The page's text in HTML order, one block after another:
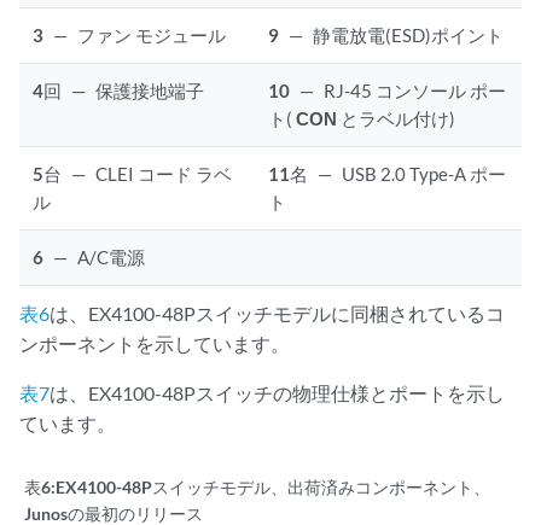
3 — ファン モジュール 9 — 静電放電(ESD)ポイント
4回 — 保護接地端子 10 — RJ-45 コンソール ポー
ト(CON とラベル付け)
5台 — CLEI コード ラベ
ル
11名 — USB 2.0 Type-A ポー
ト
6 — A/C電源
表6は、EX4100-48Pスイッチモデルに同梱されているコ
ンポーネントを示しています。
表7は、EX4100-48Pスイッチの物理仕様とポートを示し
ています。
表6:EX4100-48Pスイッチモデル、出荷済みコンポーネント、
Junosの最初のリリース